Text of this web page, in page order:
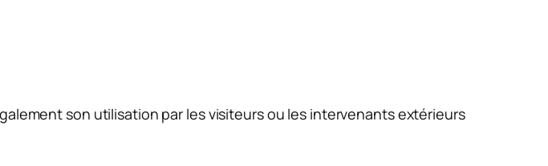
son utilisation par les visiteurs ou les intervenants extérieurs